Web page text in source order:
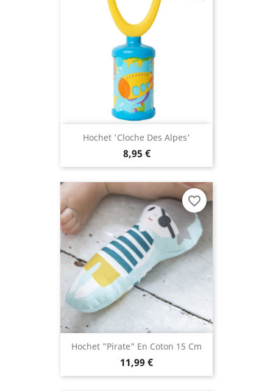
Hochet 'cloche Des Alpes'
8,95 €
Hochet "Pirate" En Coton 15 Cm
11,99 €
favorite_border